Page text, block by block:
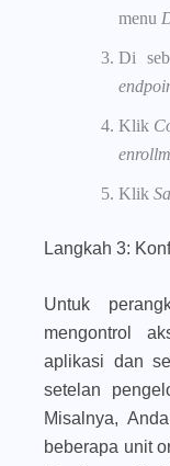
menu
Di
Klik
Klik
Langkah 3:
Untuk
mengontrol
aplikasi dan
setelan
Misalnya,
beberapa unit